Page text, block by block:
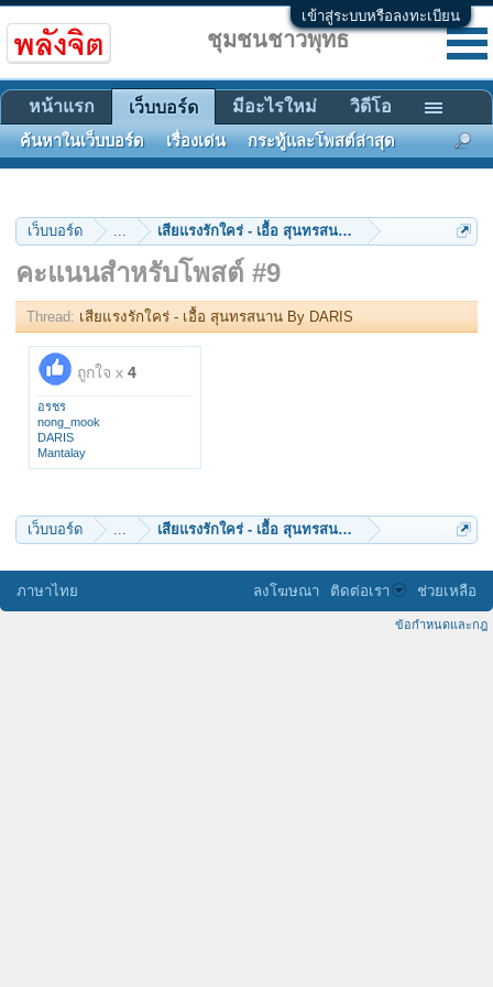
เข้าสู่ระบบหรือลงทะเบียน
เว็บบอร์ด ... เสียแรงรักใคร่ - เอื้อ สุนทรสนาน By DARIS
คะแนนสำหรับโพสต์ #9
Thread: เสียแรงรักใคร่ - เอื้อ สุนทรสนาน By DARIS
ถูกใจ x 4
อรชร
nong_mook
DARIS
Mantalay
เว็บบอร์ด ... เสียแรงรักใคร่ - เอื้อ สุนทรสนาน By DARIS
ชุมชนชาวพุทธ
หน้าแรก เว็บบอร์ด
ค้นหาในเว็บบอร์ด เรื่องเด่น กระทู้และโพสต์ล่าสุด
มีอะไรใหม่ วิดีโอ
ภาษาไทย ลงโฆษณา ติดต่อเรา ช่วยเหลือ
ข้อกำหนดและกฎ